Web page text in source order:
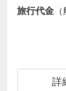
ル
オ
通
約
すべ
な
旅行代金
詳